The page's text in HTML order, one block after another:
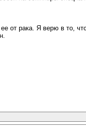
от рака. Я верю в то,